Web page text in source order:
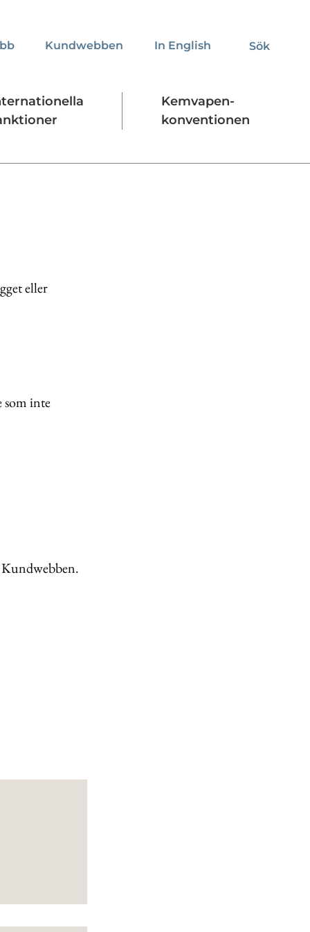
Kundwebben In English Sök
Kemvapen-
konventionen
eller
som inte
Kundwebben.